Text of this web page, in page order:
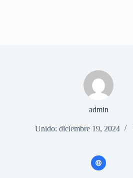
admin
Unido: diciembre 19, 2024